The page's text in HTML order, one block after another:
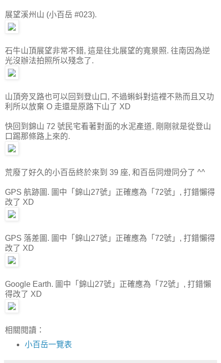
展望溪州山 (小百岳 #023).
石牛山頂展望非常不錯, 這是往北展望的寬景照. 往南因為逆
光沒辦法拍照所以殘念了.
山頂旁叉路也可以回到登山口, 不過蝌蚪對這裡不熟而且又功
利所以放棄 O 走還是原路下山了 XD
快回到錦山 72 號民宅看著對面的水泥產道, 剛剛就是從登山
口踢那條路上來的.
荒廢了好久的小百岳終於來到 39 座, 和百岳同燈同分了 ^^
GPS 航跡圖. 圖中「錦山27號」正確應為「72號」, 打錯懶得
改了 XD
GPS 落差圖. 圖中「錦山27號」正確應為「72號」, 打錯懶得
改了 XD
Google Earth. 圖中「錦山27號」正確應為「72號」, 打錯懶
得改了 XD
相關閱讀：
小百岳一覽表